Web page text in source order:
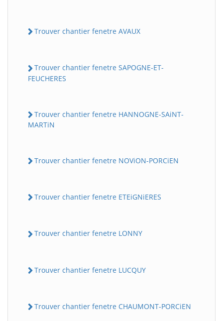
Trouver chantier fenetre AVAUX
Trouver chantier fenetre SAPOGNE-ET-
FEUCHERES
Trouver chantier fenetre HANNOGNE-SAiNT-
MARTiN
Trouver chantier fenetre NOViON-PORCiEN
Trouver chantier fenetre ETEiGNiERES
Trouver chantier fenetre LONNY
Trouver chantier fenetre LUCQUY
Trouver chantier fenetre CHAUMONT-PORCiEN